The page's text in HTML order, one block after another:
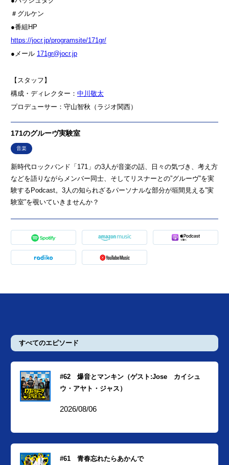
＃グルケン
●番組HP
⁠⁠⁠⁠⁠⁠⁠⁠⁠https://jocr.jp/programsite/171gr/⁠⁠⁠
●メール ⁠⁠⁠171gr@jocr.jp⁠⁠⁠
【スタッフ】
構成・ディレクター：⁠⁠⁠⁠⁠⁠ ⁠⁠⁠中川敬太⁠⁠⁠
プロデューサー：⁠⁠⁠⁠⁠⁠守山智秋⁠⁠（ラジオ関西）
171のグルーヴ実験室
音楽
新時代ロックバンド「171」の3人が音楽の話、日々の気づき、考え方
などを語りながらメンバー同士、そしてリスナーとの”グルーヴ”を実
験するPodcast。3人の知られざるパーソナルな部分が垣間見える”実
験室”を覗いていきませんか？
すべてのエピソード
#62 爆音とマンキン（ゲスト:Jose カイシュ
ウ・アヤト・ジャス）
2026/08/06
#61 青春忘れたらあかんで